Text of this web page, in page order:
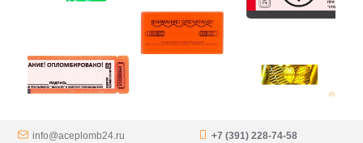
info@aceplomb24.ru +7 (391) 228-74-58